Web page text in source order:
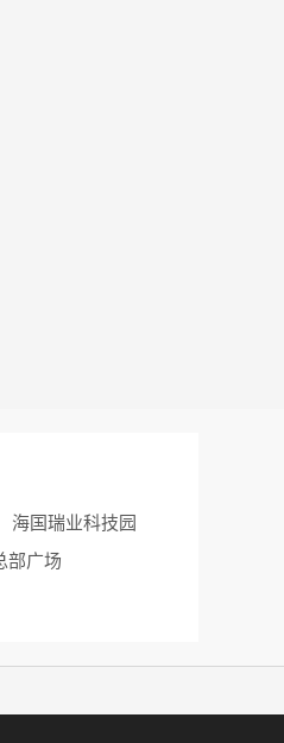
海国瑞业科技园
部广场